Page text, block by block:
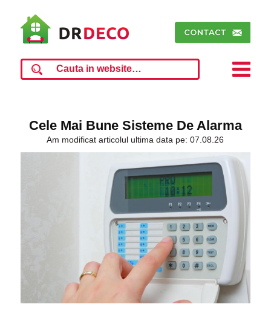
Cele Mai Bune Sisteme De Alarma
Am modificat articolul ultima data pe: 07.08.26